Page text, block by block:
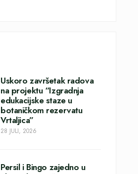
Uskoro završetak radova
na projektu “Izgradnja
edukacijske staze u
botaničkom rezervatu
Vrtaljica”
28 JULI, 2026
Persil i Bingo zajedno u